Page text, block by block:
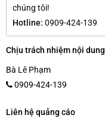
chúng tôi!
Hotline: 0909-424-139
Chịu trách nhiệm nội dung
Bà Lê Phạm
0909-424-139
Liên hệ quảng cáo